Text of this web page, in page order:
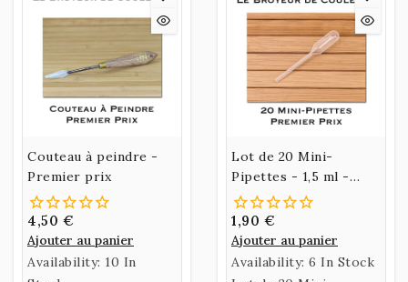
Couteau à peindre -
Premier prix
4,50 €
Ajouter au panier
Availability: 10 In
Lot de 20 Mini-
Pipettes - 1,5 ml -
Premier Prix
1,90 €
Ajouter au panier
Availability: 6 In Stock